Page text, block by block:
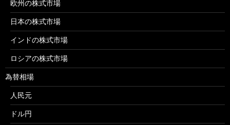
欧州の株式市場
日本の株式市場
インドの株式市場
ロシアの株式市場
為替相場
人民元
ドル円